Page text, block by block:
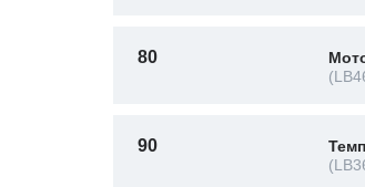
80
90